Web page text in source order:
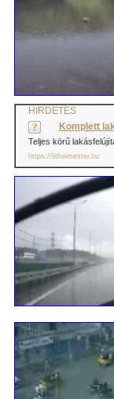
HIRDETÉS
Komplett
Teljes körű
https://litkeimester.hu